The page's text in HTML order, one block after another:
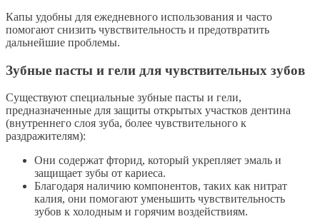
Капы удобны для ежедневного использования и часто
помогают снизить чувствительность и предотвратить
дальнейшие проблемы.
Зубные пасты и гели для чувствительных зубов
Существуют специальные зубные пасты и гели,
предназначенные для защиты открытых участков дентина
(внутреннего слоя зуба, более чувствительного к
раздражителям):
Они содержат фторид, который укрепляет эмаль и
защищает зубы от кариеса.
Благодаря наличию компонентов, таких как нитрат
калия, они помогают уменьшить чувствительность
зубов к холодным и горячим воздействиям.